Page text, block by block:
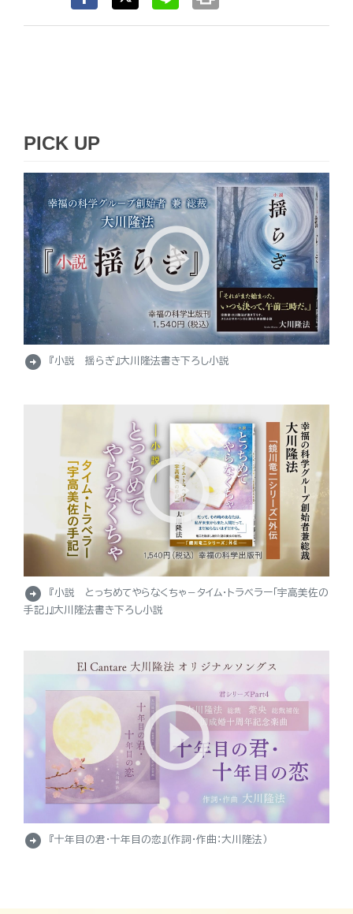
PICK UP
arrow_circle_right 『小説 揺らぎ』大川隆法書き下ろし小説
arrow_circle_right
『小説 とっちめてやらなくちゃ－タイム・トラベラー「宇高美佐の
手記」』大川隆法書き下ろし小説
arrow_circle_right 『十年目の君・十年目の恋』（作詞・作曲：大川隆法）